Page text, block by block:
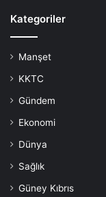
Kategoriler
Manşet
KKTC
Gündem
Ekonomi
Dünya
Sağlık
Güney Kıbrıs